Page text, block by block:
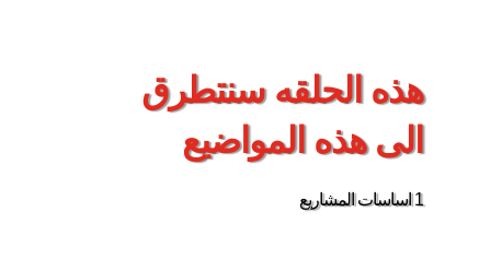
هذه الحلقه سنتطرق
الى هذه المواضيع
1 اساسات المشاريع